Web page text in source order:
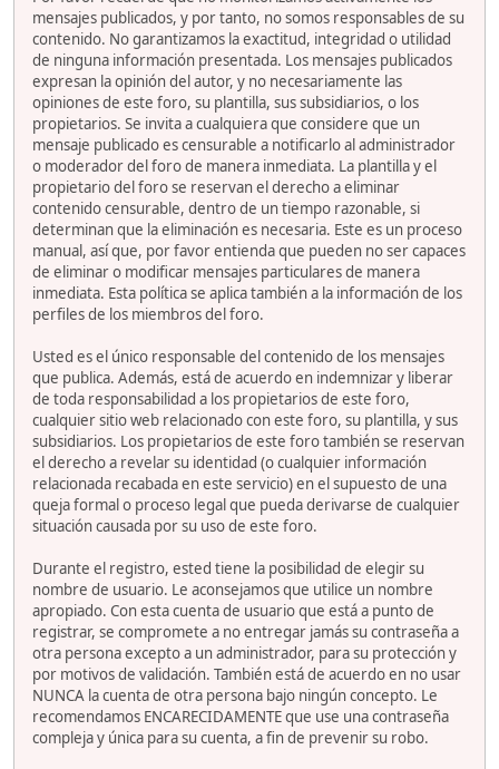
mensajes publicados, y por tanto, no somos responsables de su
contenido. No garantizamos la exactitud, integridad o utilidad
de ninguna información presentada. Los mensajes publicados
expresan la opinión del autor, y no necesariamente las
opiniones de este foro, su plantilla, sus subsidiarios, o los
propietarios. Se invita a cualquiera que considere que un
mensaje publicado es censurable a notificarlo al administrador
o moderador del foro de manera inmediata. La plantilla y el
propietario del foro se reservan el derecho a eliminar
contenido censurable, dentro de un tiempo razonable, si
determinan que la eliminación es necesaria. Este es un proceso
manual, así que, por favor entienda que pueden no ser capaces
de eliminar o modificar mensajes particulares de manera
inmediata. Esta política se aplica también a la información de los
perfiles de los miembros del foro.
Usted es el único responsable del contenido de los mensajes
que publica. Además, está de acuerdo en indemnizar y liberar
de toda responsabilidad a los propietarios de este foro,
cualquier sitio web relacionado con este foro, su plantilla, y sus
subsidiarios. Los propietarios de este foro también se reservan
el derecho a revelar su identidad (o cualquier información
relacionada recabada en este servicio) en el supuesto de una
queja formal o proceso legal que pueda derivarse de cualquier
situación causada por su uso de este foro.
Durante el registro, ested tiene la posibilidad de elegir su
nombre de usuario. Le aconsejamos que utilice un nombre
apropiado. Con esta cuenta de usuario que está a punto de
registrar, se compromete a no entregar jamás su contraseña a
otra persona excepto a un administrador, para su protección y
por motivos de validación. También está de acuerdo en no usar
NUNCA la cuenta de otra persona bajo ningún concepto. Le
recomendamos ENCARECIDAMENTE que use una contraseña
compleja y única para su cuenta, a fin de prevenir su robo.